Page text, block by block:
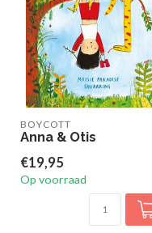
BOYCOTT
Anna & Otis
€19,95
Op voorraad